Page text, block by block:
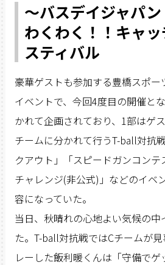
～バスデイジャパ
わくわく！！キャ
スティバル
豪華ゲストも参加する豊橋スポー
イベントで、今回4度目の開催と
かれて企画されており、1部はゲ
チームに分かれて行うT-ball対抗
クアウト」「スピードガンコン
チャレンジ(非公式)」などのイベ
容になっていた。
当日、秋晴れの心地よい気候の中
た。T-ball対抗戦ではCチームが
レーした飯利暖くんは「守備で